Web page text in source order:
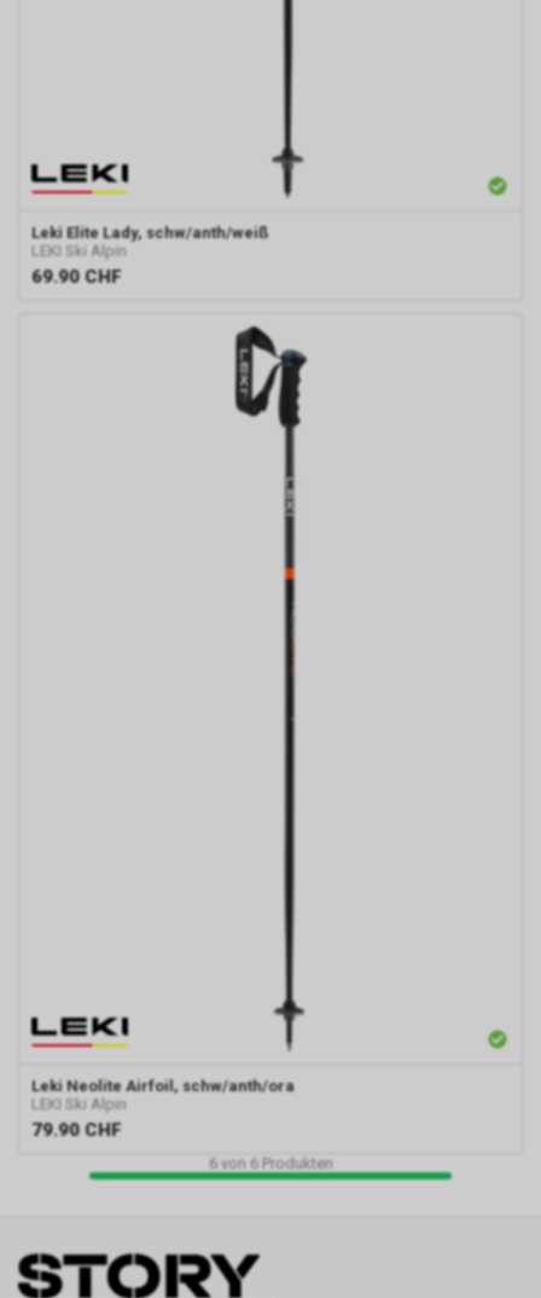
Leki Elite Lady, schw/anth/weiß
LEKI Ski Alpin
69.90 CHF
Leki Neolite Airfoil, schw/anth/ora
LEKI Ski Alpin
79.90 CHF
6von 6Produkten